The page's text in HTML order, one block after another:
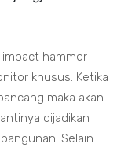
hammer
khusus. Ketika
maka akan
dijadikan
Selain